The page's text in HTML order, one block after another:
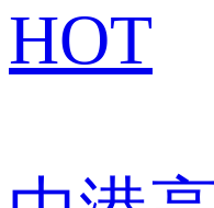
HOT